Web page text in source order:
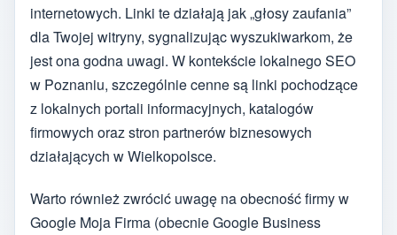
internetowych. Linki te działają jak „głosy zaufania”
dla Twojej witryny, sygnalizując wyszukiwarkom, że
jest ona godna uwagi. W kontekście lokalnego SEO
w Poznaniu, szczególnie cenne są linki pochodzące
z lokalnych portali informacyjnych, katalogów
firmowych oraz stron partnerów biznesowych
działających w Wielkopolsce.
Warto również zwrócić uwagę na obecność firmy w
Google Moja Firma (obecnie Google Business